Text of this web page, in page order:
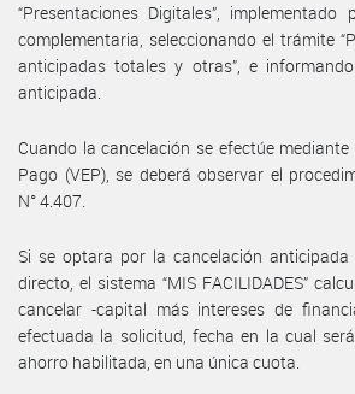
“Presentaciones Digitales”,
complementaria, seleccionando el trámite
anticipadas totales y otras”, e
anticipada.
Cuando la cancelación se efectúe
Pago (VEP), se deberá observar el
N° 4.407.
Si se optara por la cancelación
directo, el sistema “MIS FACILIDADES”
cancelar -capital más intereses de
efectuada la solicitud, fecha en la cual
ahorro habilitada, en una única cuota.